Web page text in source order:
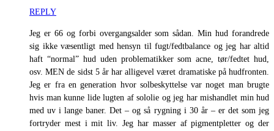
REPLY
Jeg er 66 og forbi overgangsalder som sådan. Min hud forandrede
sig ikke væsentligt med hensyn til fugt/fedtbalance og jeg har altid
haft “normal” hud uden problematikker som acne, tør/fedtet hud,
osv. MEN de sidst 5 år har alligevel været dramatiske på hudfronten.
Jeg er fra en generation hvor solbeskyttelse var noget man brugte
hvis man kunne lide lugten af sololie og jeg har mishandlet min hud
med uv i lange baner. Det – og så rygning i 30 år – er det som jeg
fortryder mest i mit liv. Jeg har masser af pigmentpletter og der